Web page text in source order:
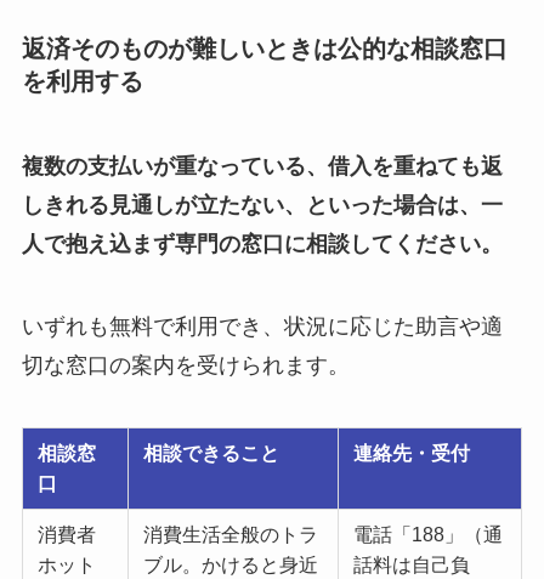
返済そのものが難しいときは公的な相談窓口
を利用する
複数の支払いが重なっている、借入を重ねても返
しきれる見通しが立たない、といった場合は、一
人で抱え込まず専門の窓口に相談してください。
いずれも無料で利用でき、状況に応じた助言や適
切な窓口の案内を受けられます。
相談窓
口
相談できること 連絡先・受付
消費者
ホット
消費生活全般のトラ
ブル。かけると身近
電話「188」（通
話料は自己負